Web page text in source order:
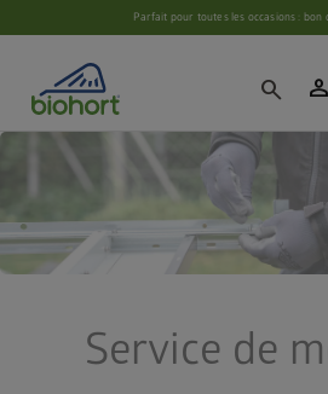
Paramètres des cookiesParfait pour toutes les occasions : bon
search person
Service de